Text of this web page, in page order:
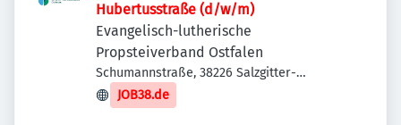
Hubertusstraße (d/w/m)
Evangelisch-lutherische
Propsteiverband Ostfalen
Schumannstraße, 38226 Salzgitter-
Lebenstedt, Deutschland
JOB38.de